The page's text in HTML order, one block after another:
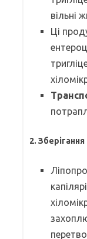
вільні
Ці
2. Зберігання